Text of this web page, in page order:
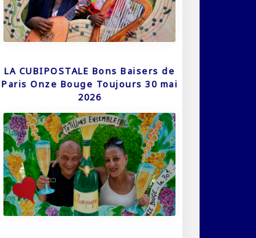
LA CUBIPOSTALE Bons Baisers de
Paris Onze Bouge Toujours 30 mai
2026